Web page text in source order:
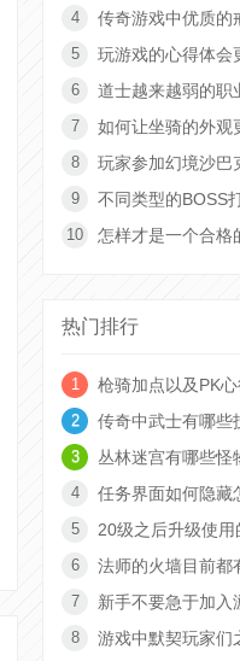
传奇游戏中优质的
玩游戏的心得体会
道士越来越弱的职
如何让坐骑的外观
玩家参加幻境沙巴
不同类型的BOSS
怎样才是一个合格
热门排行
枪骑加点以及PK
传奇中武士有哪些
丛林迷宫有哪些怪
任务界面如何隐藏
20级之后升级使用
法师的火墙目前都
新手不要急于加入
游戏中默契玩家们